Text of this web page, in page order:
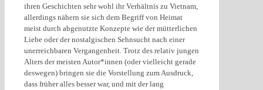
ihren Geschichten sehr wohl ihr Verhältnis zu Vietnam,
allerdings nähern sie sich dem Begriff von Heimat
meist durch abgenutzte Konzepte wie der mütterlichen
Liebe oder der nostalgischen Sehnsucht nach einer
unerreichbaren Vergangenheit. Trotz des relativ jungen
Alters der meisten Autor*innen (oder vielleicht gerade
deswegen) bringen sie die Vorstellung zum Ausdruck,
dass früher alles besser war, und mit der lang